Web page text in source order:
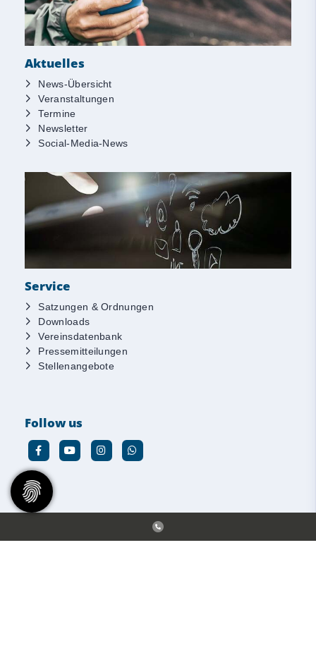
Aktuelles
News-Übersicht
Veranstaltungen
Termine
Newsletter
Social-Media-News
Service
Satzungen & Ordnungen
Downloads
Vereinsdatenbank
Pressemitteilungen
Stellenangebote
Follow us